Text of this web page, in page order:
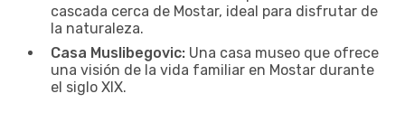
cascada cerca de Mostar, ideal para disfrutar de
la naturaleza.
Casa Muslibegovic: Una casa museo que ofrece
una visión de la vida familiar en Mostar durante
el siglo XIX.